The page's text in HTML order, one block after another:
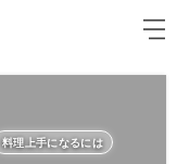
料理上手になるには